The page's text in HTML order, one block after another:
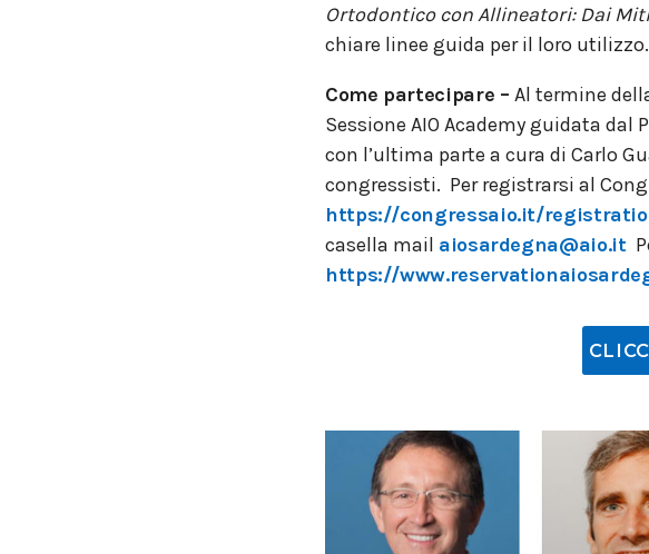
Ortodontico con Allineatori: Dai
chiare linee guida per il loro utilizzo.
Come partecipare –Al termine
Sessione AIO Academy guidata dal
con l’ultima parte a cura di Carlo
congressisti. Per registrarsi al
https://congressaio.it/
casella mail aiosardegna@aio.it
https://